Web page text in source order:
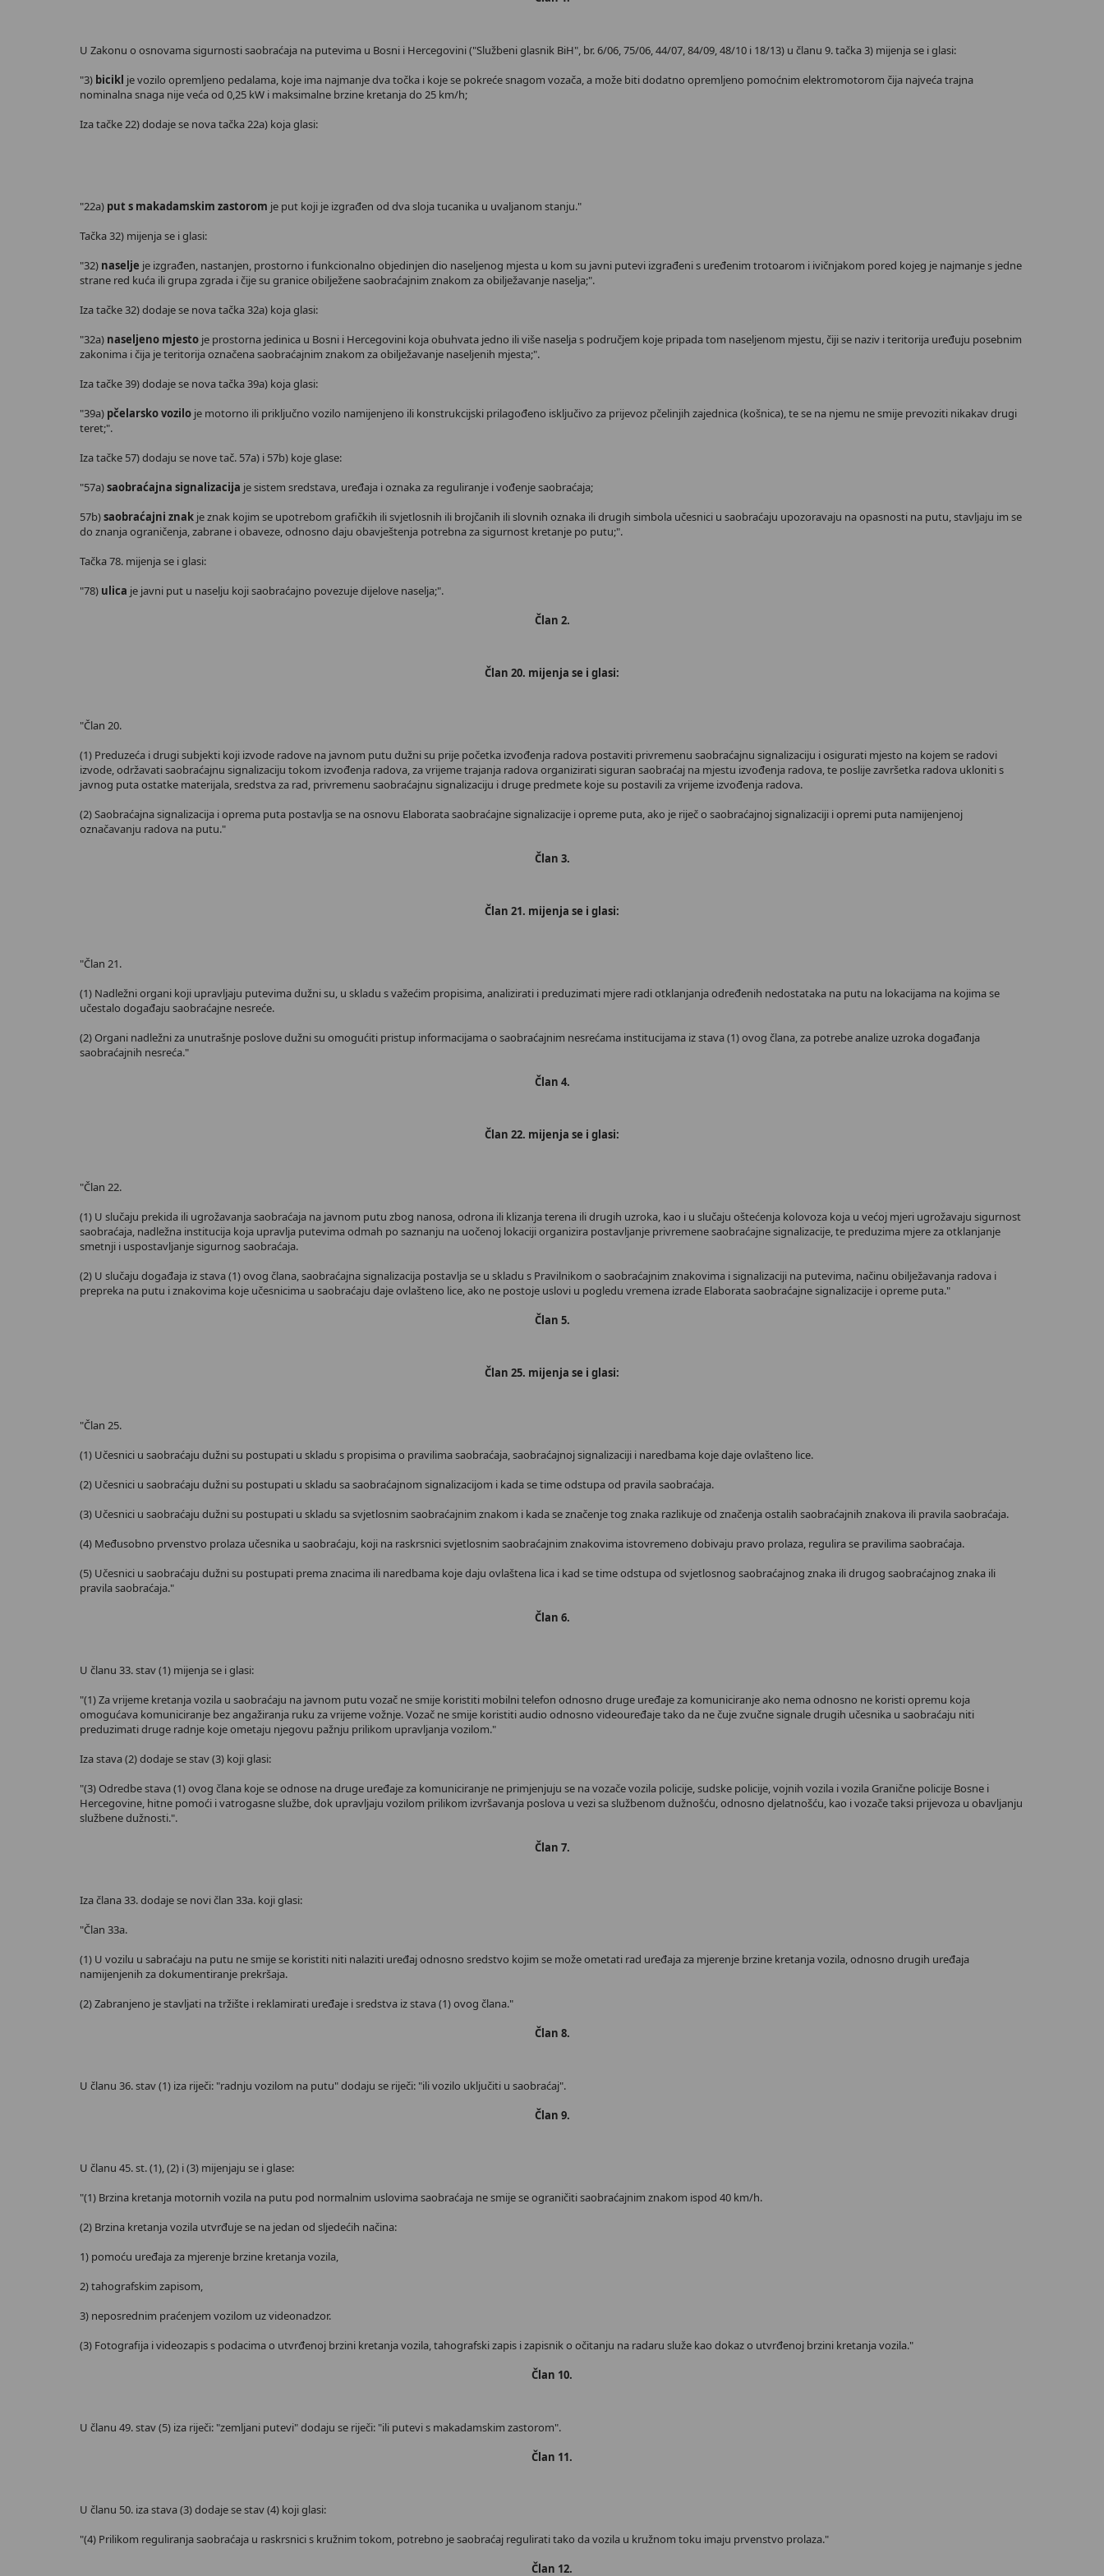
U Zakonu o osnovama sigurnosti saobraćaja na putevima u Bosni i Hercegovini ("Službeni glasnik BiH", br. 6/06, 75/06, 44/07, 84/09, 48/10 i 18/13) u članu 9. tačka 3) mijenja se i glasi:
"3) bicikl je vozilo opremljeno pedalama, koje ima najmanje dva točka i koje se pokreće snagom vozača, a može biti dodatno opremljeno pomoćnim elektromotorom čija najveća trajna
nominalna snaga nije veća od 0,25 kW i maksimalne brzine kretanja do 25 km/h;
Iza tačke 22) dodaje se nova tačka 22a) koja glasi:
"22a) put s makadamskim zastorom je put koji je izgrađen od dva sloja tucanika u uvaljanom stanju."
Tačka 32) mijenja se i glasi:
"32) naselje je izgrađen, nastanjen, prostorno i funkcionalno objedinjen dio naseljenog mjesta u kom su javni putevi izgrađeni s uređenim trotoarom i ivičnjakom pored kojeg je najmanje s jedne
strane red kuća ili grupa zgrada i čije su granice obilježene saobraćajnim znakom za obilježavanje naselja;".
Iza tačke 32) dodaje se nova tačka 32a) koja glasi:
"32a) naseljeno mjesto je prostorna jedinica u Bosni i Hercegovini koja obuhvata jedno ili više naselja s područjem koje pripada tom naseljenom mjestu, čiji se naziv i teritorija uređuju posebnim
zakonima i čija je teritorija označena saobraćajnim znakom za obilježavanje naseljenih mjesta;".
Iza tačke 39) dodaje se nova tačka 39a) koja glasi:
"39a) pčelarsko vozilo je motorno ili priključno vozilo namijenjeno ili konstrukcijski prilagođeno isključivo za prijevoz pčelinjih zajednica (košnica), te se na njemu ne smije prevoziti nikakav drugi
teret;".
Iza tačke 57) dodaju se nove tač. 57a) i 57b) koje glase:
"57a)saobraćajna signalizacija je sistem sredstava, uređaja i oznaka za reguliranje i vođenje saobraćaja;
57b)saobraćajni znak je znak kojim se upotrebom grafičkih ili svjetlosnih ili brojčanih ili slovnih oznaka ili drugih simbola učesnici u saobraćaju upozoravaju na opasnosti na putu, stavljaju im se
do znanja ograničenja, zabrane i obaveze, odnosno daju obavještenja potrebna za sigurnost kretanje po putu;".
Tačka 78. mijenja se i glasi:
"78) ulica je javni put u naselju koji saobraćajno povezuje dijelove naselja;".
Član 2.
Član 20. mijenja se i glasi:
"Član 20.
(1) Preduzeća i drugi subjekti koji izvode radove na javnom putu dužni su prije početka izvođenja radova postaviti privremenu saobraćajnu signalizaciju i osigurati mjesto na kojem se radovi
izvode, održavati saobraćajnu signalizaciju tokom izvođenja radova, za vrijeme trajanja radova organizirati siguran saobraćaj na mjestu izvođenja radova, te poslije završetka radova ukloniti s
javnog puta ostatke materijala, sredstva za rad, privremenu saobraćajnu signalizaciju i druge predmete koje su postavili za vrijeme izvođenja radova.
(2) Saobraćajna signalizacija i oprema puta postavlja se na osnovu Elaborata saobraćajne signalizacije i opreme puta, ako je riječ o saobraćajnoj signalizaciji i opremi puta namijenjenoj
označavanju radova na putu."
Član 3.
Član 21. mijenja se i glasi:
"Član 21.
(1) Nadležni organi koji upravljaju putevima dužni su, u skladu s važećim propisima, analizirati i preduzimati mjere radi otklanjanja određenih nedostataka na putu na lokacijama na kojima se
učestalo događaju saobraćajne nesreće.
(2) Organi nadležni za unutrašnje poslove dužni su omogućiti pristup informacijama o saobraćajnim nesrećama institucijama iz stava (1) ovog člana, za potrebe analize uzroka događanja
saobraćajnih nesreća."
Član 4.
Član 22. mijenja se i glasi:
"Član 22.
(1) U slučaju prekida ili ugrožavanja saobraćaja na javnom putu zbog nanosa, odrona ili klizanja terena ili drugih uzroka, kao i u slučaju oštećenja kolovoza koja u većoj mjeri ugrožavaju sigurnost
saobraćaja, nadležna institucija koja upravlja putevima odmah po saznanju na uočenoj lokaciji organizira postavljanje privremene saobraćajne signalizacije, te preduzima mjere za otklanjanje
smetnji i uspostavljanje sigurnog saobraćaja.
(2) U slučaju događaja iz stava (1) ovog člana, saobraćajna signalizacija postavlja se u skladu s Pravilnikom o saobraćajnim znakovima i signalizaciji na putevima, načinu obilježavanja radova i
prepreka na putu i znakovima koje učesnicima u saobraćaju daje ovlašteno lice, ako ne postoje uslovi u pogledu vremena izrade Elaborata saobraćajne signalizacije i opreme puta."
Član 5.
Član 25. mijenja se i glasi:
"Član 25.
(1) Učesnici u saobraćaju dužni su postupati u skladu s propisima o pravilima saobraćaja, saobraćajnoj signalizaciji i naredbama koje daje ovlašteno lice.
(2) Učesnici u saobraćaju dužni su postupati u skladu sa saobraćajnom signalizacijom i kada se time odstupa od pravila saobraćaja.
(3) Učesnici u saobraćaju dužni su postupati u skladu sa svjetlosnim saobraćajnim znakom i kada se značenje tog znaka razlikuje od značenja ostalih saobraćajnih znakova ili pravila saobraćaja.
(4) Međusobno prvenstvo prolaza učesnika u saobraćaju, koji na raskrsnici svjetlosnim saobraćajnim znakovima istovremeno dobivaju pravo prolaza, regulira se pravilima saobraćaja.
(5) Učesnici u saobraćaju dužni su postupati prema znacima ili naredbama koje daju ovlaštena lica i kad se time odstupa od svjetlosnog saobraćajnog znaka ili drugog saobraćajnog znaka ili
pravila saobraćaja."
Član 6.
U članu 33. stav (1) mijenja se i glasi:
"(1) Za vrijeme kretanja vozila u saobraćaju na javnom putu vozač ne smije koristiti mobilni telefon odnosno druge uređaje za komuniciranje ako nema odnosno ne koristi opremu koja
omogućava komuniciranje bez angažiranja ruku za vrijeme vožnje. Vozač ne smije koristiti audio odnosno videouređaje tako da ne čuje zvučne signale drugih učesnika u saobraćaju niti
preduzimati druge radnje koje ometaju njegovu pažnju prilikom upravljanja vozilom."
Iza stava (2) dodaje se stav (3) koji glasi:
"(3) Odredbe stava (1) ovog člana koje se odnose na druge uređaje za komuniciranje ne primjenjuju se na vozače vozila policije, sudske policije, vojnih vozila i vozila Granične policije Bosne i
Hercegovine, hitne pomoći i vatrogasne službe, dok upravljaju vozilom prilikom izvršavanja poslova u vezi sa službenom dužnošću, odnosno djelatnošću, kao i vozače taksi prijevoza u obavljanju
službene dužnosti.".
Član 7.
Iza člana 33. dodaje se novi član 33a. koji glasi:
"Član 33a.
(1) U vozilu u sabraćaju na putu ne smije se koristiti niti nalaziti uređaj odnosno sredstvo kojim se može ometati rad uređaja za mjerenje brzine kretanja vozila, odnosno drugih uređaja
namijenjenih za dokumentiranje prekršaja.
(2) Zabranjeno je stavljati na tržište i reklamirati uređaje i sredstva iz stava (1) ovog člana."
Član 8.
U članu 36. stav (1) iza riječi: "radnju vozilom na putu" dodaju se riječi: "ili vozilo uključiti u saobraćaj".
Član 9.
U članu 45. st. (1), (2) i (3) mijenjaju se i glase:
"(1) Brzina kretanja motornih vozila na putu pod normalnim uslovima saobraćaja ne smije se ograničiti saobraćajnim znakom ispod 40 km/h.
(2) Brzina kretanja vozila utvrđuje se na jedan od sljedećih načina:
1) pomoću uređaja za mjerenje brzine kretanja vozila,
2) tahografskim zapisom,
3) neposrednim praćenjem vozilom uz videonadzor.
(3) Fotografija i videozapis s podacima o utvrđenoj brzini kretanja vozila, tahografski zapis i zapisnik o očitanju na radaru služe kao dokaz o utvrđenoj brzini kretanja vozila."
Član 10.
U članu 49. stav (5) iza riječi: "zemljani putevi" dodaju se riječi: "ili putevi s makadamskim zastorom".
Član 11.
U članu 50. iza stava (3) dodaje se stav (4) koji glasi:
"(4) Prilikom reguliranja saobraćaja u raskrsnici s kružnim tokom, potrebno je saobraćaj regulirati tako da vozila u kružnom toku imaju prvenstvo prolaza."
Član 12.